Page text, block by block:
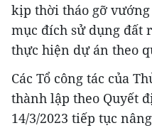
kịp thời tháo gỡ
mục đích sử dụng đất
thực hiện dự án theo
Các Tổ công tác của
thành lập theo Quyết
14/3/2023 tiếp tục